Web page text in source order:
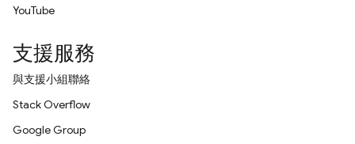
YouTube
支援服務
與支援小組聯絡
Stack Overflow
Google Group